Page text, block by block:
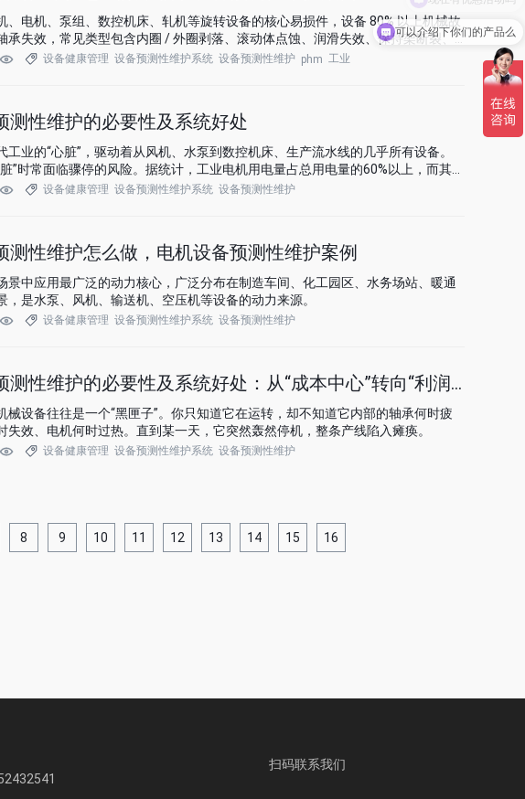
、电机、泵组、数控机床、轧机等旋转设备的核心易损件，设备 80% 以上机械故
承失效，常见类型包含内圈 / 外圈剥落、滚动体点蚀、润滑失效、保持架断裂、
设备健康管理 设备预测性维护系统 设备预测性维护 phm 工业
测性维护的必要性及系统好处
工业的“心脏”，驱动着从风机、水泵到数控机床、生产流水线的几乎所有设备。
”时常面临骤停的风险。据统计，工业电机用电量占总用电量的60%以上，而其故
停机占整个工厂事故的40%以上。
设备健康管理 设备预测性维护系统 设备预测性维护
测性维护怎么做，电机设备预测性维护案例
景中应用最广泛的动力核心，广泛分布在制造车间、化工园区、水务场站、暖通
，是水泵、风机、输送机、空压机等设备的动力来源。
设备健康管理 设备预测性维护系统 设备预测性维护
测性维护的必要性及系统好处：从“成本中心”转向“利润中心”
械设备往往是一个“黑匣子”。你只知道它在运转，却不知道它内部的轴承何时疲
失效、电机何时过热。直到某一天，它突然轰然停机，整条产线陷入瘫痪。
设备健康管理 设备预测性维护系统 设备预测性维护
8 9 10 11 12 13 14 15 16
扫码联系我们
可以介绍下你们的产品么